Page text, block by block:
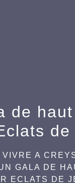
de
de
VIVRE A
GALA DE
ECLATS DE